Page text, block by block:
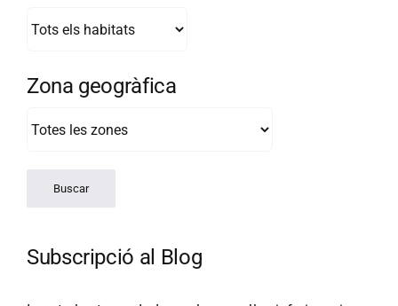
Zona geogràfica
Subscripció al Blog